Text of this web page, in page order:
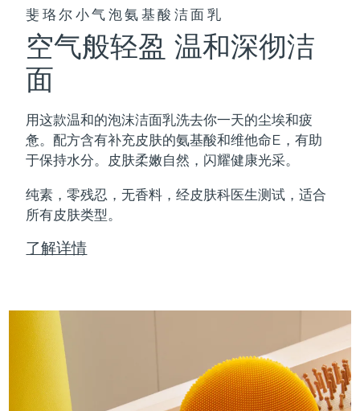
斐珞尔小气泡氨基酸洁面乳
空气般轻盈 温和深彻洁
面
用这款温和的泡沫洁面乳洗去你一天的尘埃和疲
惫。配方含有补充皮肤的氨基酸和维他命E，有助
于保持水分。皮肤柔嫩自然，闪耀健康光采。
纯素，零残忍，无香料，经皮肤科医生测试，适合
所有皮肤类型。
了解详情
All facial cleansing devices
UFO™ 设备
All deep facial hydration devices
ISSA™ 设备
Manuka honey primer
FAQ™产品
All anti-aging treatments
Anti-aging LED hand mask
FAQ™产品
All LED treatments
All FAQ™ skincare
FAQ™ Red Light Serum
FAQ™ products
All toning treatments
脱毛
PEACH™ 2
身体护理
LUNA™ 4 body
痘肌护理
Recurring acne LED therapy
ESPADA™ Blemish Solution
Concentrated acne gel
眼部护理
Microcurrent line smoothing device
Advanced eye care treatment
毛孔护理
Blackhead remover
FLIP™ play advanced
LED light hairbrush
牙齿美白
issa™ Teeth Whitening Set
Dual LED + sonic device & 18% PAP gel
更多的
芬兰
法国 预计送达日期 8/10/26
法属波利尼西亚
德国 预计送达日期8/10/26
直布罗陀 预计送达日期
希腊 预计送达日期 8/10/26
冰岛 预计送达日期8/11/26
印度尼西亚 预计送达日期
预计送达日期8/10/26